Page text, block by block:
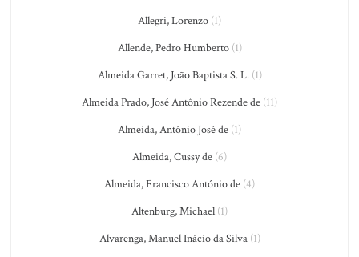
Allegri, Lorenzo (1)
Allende, Pedro Humberto(1)
Almeida Garret, João Baptista S. L.(1)
Almeida Prado, José Antônio Rezende de (11)
Almeida, Antônio José de (1)
Almeida, Cussy de (6)
Almeida, Francisco António de (4)
Altenburg, Michael (1)
Alvarenga, Manuel Inácio da Silva(1)